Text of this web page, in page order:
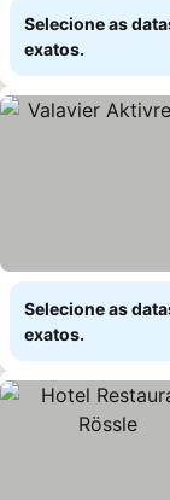
Selecione as
exatos.
Selecione as
exatos.